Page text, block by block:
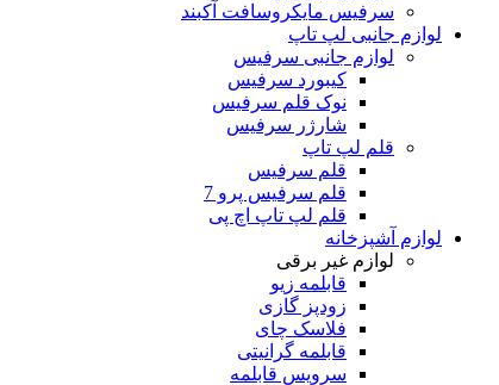
سرفیس مایکروسافت آکبند
لوازم جانبی لپ تاپ
لوازم جانبی سرفیس
کیبورد سرفیس
نوک قلم سرفیس
شارژر سرفیس
قلم لپ تاپ
قلم سرفیس
قلم سرفیس پرو 7
قلم لپ تاپ اچ پی
لوازم آشپزخانه
لوازم غیر برقی
قابلمه زیو
زودپز گازی
فلاسک چای
قابلمه گرانیتی
سرویس قابلمه